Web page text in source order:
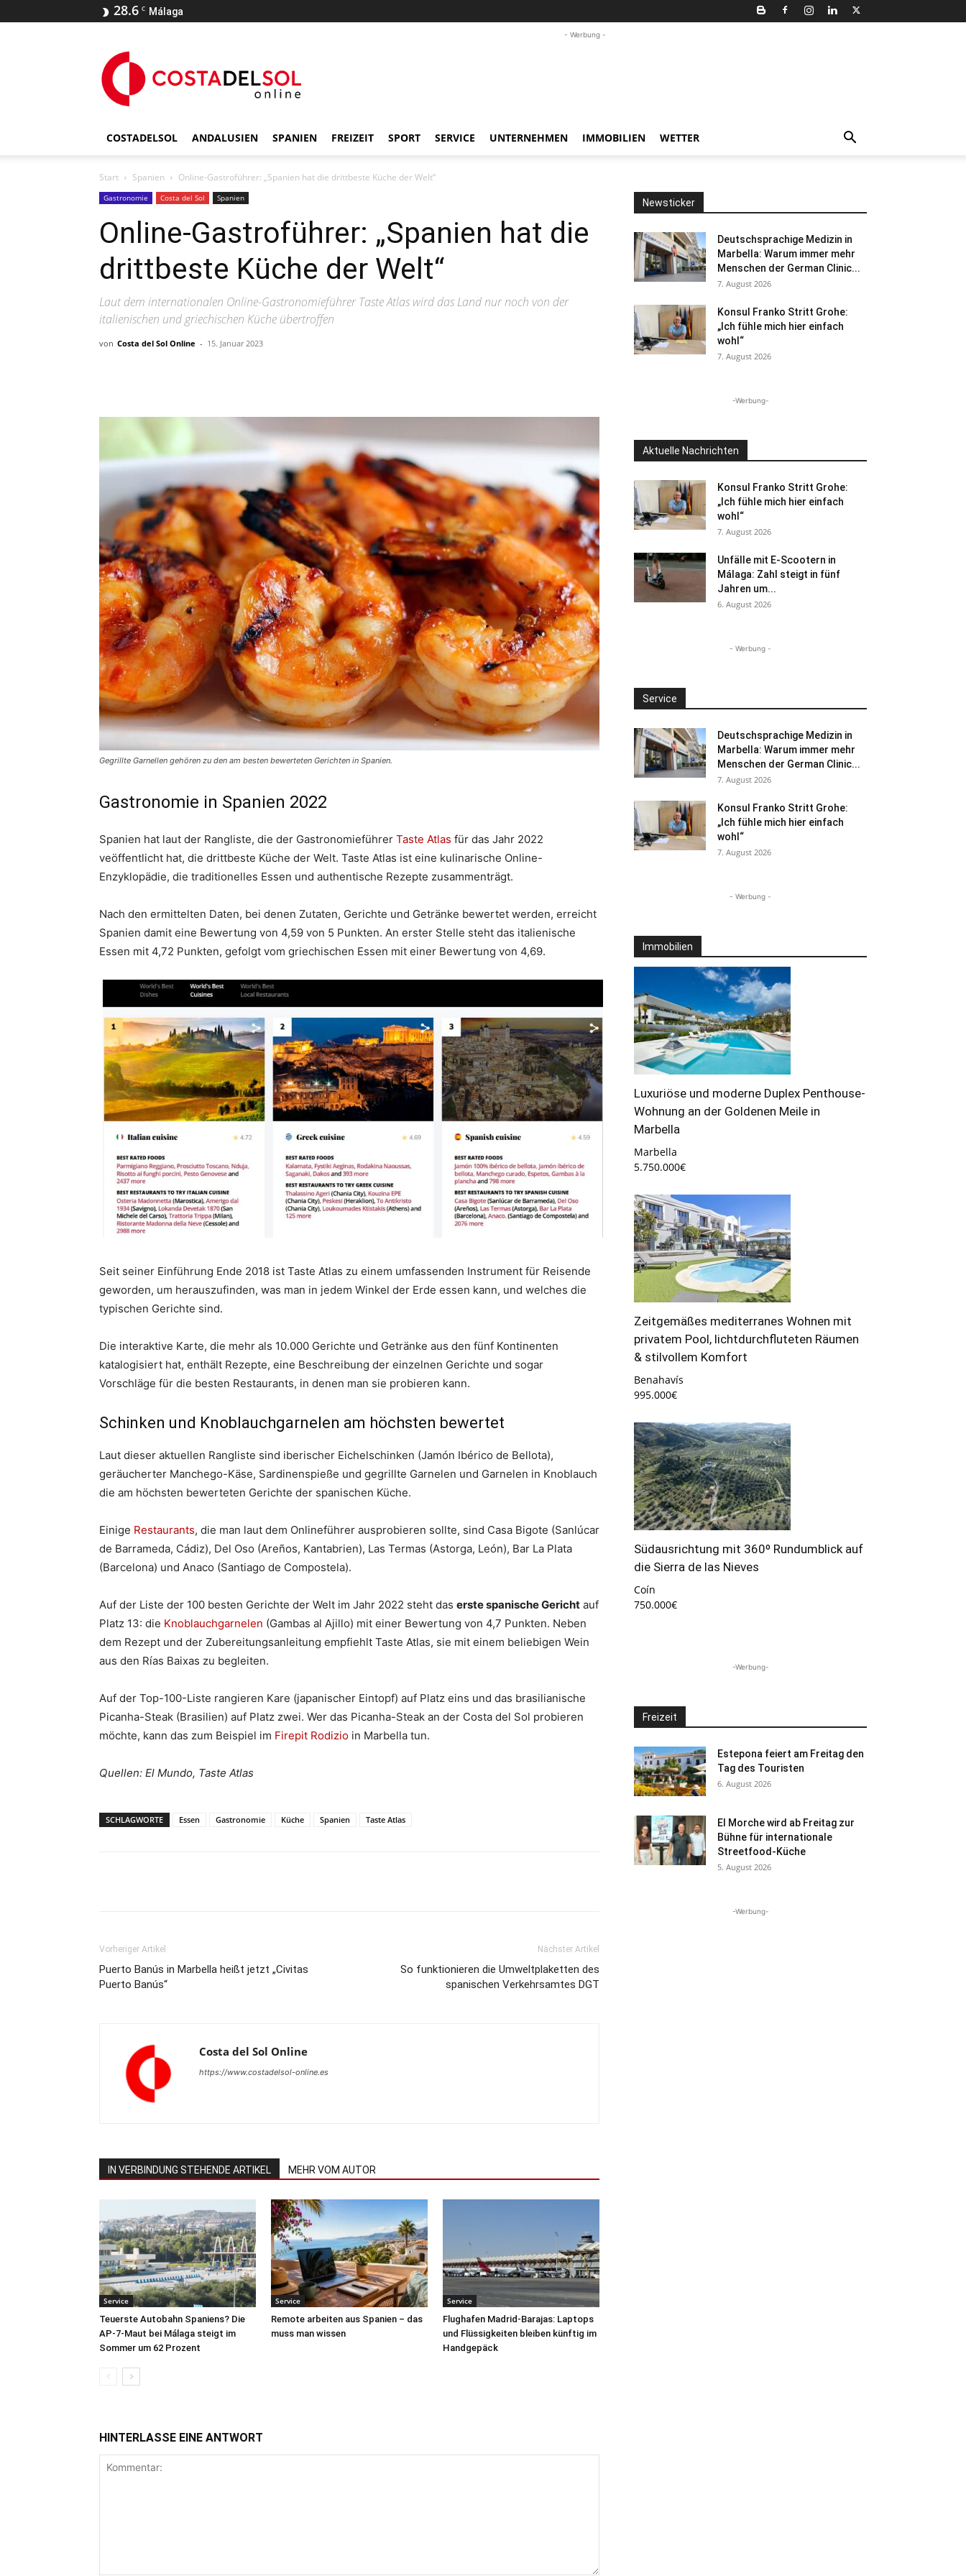
28.6 C Málaga
- Werbung -
COSTADELSOL ANDALUSIEN SPANIEN FREIZEIT SPORT SERVICE UNTERNEHMEN IMMOBILIEN WETTER
Start Spanien Online-Gastroführer: „Spanien hat die drittbeste Küche der Welt“
Gastronomie Costa del Sol Spanien
Online-Gastroführer: „Spanien hat die
drittbeste Küche der Welt“
Laut dem internationalen Online-Gastronomieführer Taste Atlas wird das Land nur noch von der
italienischen und griechischen Küche übertroffen
von Costa del Sol Online - 15. Januar 2023
Gegrillte Garnellen gehören zu den am besten bewerteten Gerichten in Spanien.
Gastronomie in Spanien 2022
Spanien hat laut der Rangliste, die der Gastronomieführer Taste Atlas für das Jahr 2022
veöffentlicht hat, die drittbeste Küche der Welt. Taste Atlas ist eine kulinarische Online-
Enzyklopädie, die traditionelles Essen und authentische Rezepte zusammenträgt.
Nach den ermittelten Daten, bei denen Zutaten, Gerichte und Getränke bewertet werden, erreicht
Spanien damit eine Bewertung von 4,59 von 5 Punkten. An erster Stelle steht das italienische
Essen mit 4,72 Punkten, gefolgt vom griechischen Essen mit einer Bewertung von 4,69.
Seit seiner Einführung Ende 2018 ist Taste Atlas zu einem umfassenden Instrument für Reisende
geworden, um herauszufinden, was man in jedem Winkel der Erde essen kann, und welches die
typischen Gerichte sind.
Die interaktive Karte, die mehr als 10.000 Gerichte und Getränke aus den fünf Kontinenten
katalogisiert hat, enthält Rezepte, eine Beschreibung der einzelnen Gerichte und sogar
Vorschläge für die besten Restaurants, in denen man sie probieren kann.
Schinken und Knoblauchgarnelen am höchsten bewertet
Laut dieser aktuellen Rangliste sind iberischer Eichelschinken (Jamón Ibérico de Bellota),
geräucherter Manchego-Käse, Sardinenspieße und gegrillte Garnelen und Garnelen in Knoblauch
die am höchsten bewerteten Gerichte der spanischen Küche.
Einige Restaurants, die man laut dem Onlineführer ausprobieren sollte, sind Casa Bigote (Sanlúcar
de Barrameda, Cádiz), Del Oso (Areños, Kantabrien), Las Termas (Astorga, León), Bar La Plata
(Barcelona) und Anaco (Santiago de Compostela).
Auf der Liste der 100 besten Gerichte der Welt im Jahr 2022 steht das erste spanische Gericht auf
Platz 13: die Knoblauchgarnelen (Gambas al Ajillo) mit einer Bewertung von 4,7 Punkten. Neben
dem Rezept und der Zubereitungsanleitung empfiehlt Taste Atlas, sie mit einem beliebigen Wein
aus den Rías Baixas zu begleiten.
Auf der Top-100-Liste rangieren Kare (japanischer Eintopf) auf Platz eins und das brasilianische
Picanha-Steak (Brasilien) auf Platz zwei. Wer das Picanha-Steak an der Costa del Sol probieren
möchte, kann das zum Beispiel im Firepit Rodizio in Marbella tun.
Quellen: El Mundo, Taste Atlas
SCHLAGWORTE Essen Gastronomie Küche Spanien Taste Atlas
Vorheriger Artikel
Puerto Banús in Marbella heißt jetzt „Civitas
Puerto Banús“
Nächster Artikel
So funktionieren die Umweltplaketten des
spanischen Verkehrsamtes DGT
Costa del Sol Online
https://www.costadelsol-online.es
IN VERBINDUNG STEHENDE ARTIKEL MEHR VOM AUTOR
Service
Teuerste Autobahn Spaniens? Die
AP-7-Maut bei Málaga steigt im
Sommer um 62 Prozent
Service
Remote arbeiten aus Spanien – das
muss man wissen
Service
Flughafen Madrid-Barajas: Laptops
und Flüssigkeiten bleiben künftig im
Handgepäck
HINTERLASSE EINE ANTWORT
Newsticker
Deutschsprachige Medizin in
Marbella: Warum immer mehr
Menschen der German Clinic...
7. August 2026
Konsul Franko Stritt Grohe:
„Ich fühle mich hier einfach
wohl“
7. August 2026
-Werbung-
Aktuelle Nachrichten
Konsul Franko Stritt Grohe:
„Ich fühle mich hier einfach
wohl“
7. August 2026
Unfälle mit E-Scootern in
Málaga: Zahl steigt in fünf
Jahren um...
6. August 2026
- Werbung -
Service
Deutschsprachige Medizin in
Marbella: Warum immer mehr
Menschen der German Clinic...
7. August 2026
Konsul Franko Stritt Grohe:
„Ich fühle mich hier einfach
wohl“
7. August 2026
- Werbung -
Immobilien
Luxuriöse und moderne Duplex Penthouse-
Wohnung an der Goldenen Meile in
Marbella
Marbella
5.750.000€
Zeitgemäßes mediterranes Wohnen mit
privatem Pool, lichtdurchfluteten Räumen
& stilvollem Komfort
Benahavís
995.000€
Südausrichtung mit 360º Rundumblick auf
die Sierra de las Nieves
Coín
750.000€
-Werbung-
Freizeit
Estepona feiert am Freitag den
Tag des Touristen
6. August 2026
El Morche wird ab Freitag zur
Bühne für internationale
Streetfood-Küche
5. August 2026
-Werbung-